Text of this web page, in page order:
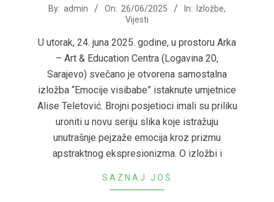
2025-
26
By: admin On: 26/06/2025 In: Izložbe,
Vijesti
U utorak, 24. juna 2025. godine, u prostoru Arka
– Art & Education Centra (Logavina 20,
Sarajevo) svečano je otvorena samostalna
izložba “Emocije visibabe” istaknute umjetnice
Alise Teletović. Brojni posjetioci imali su priliku
uroniti u novu seriju slika koje istražuju
unutrašnje pejzaže emocija kroz prizmu
apstraktnog ekspresionizma. O izložbi i
SAZNAJ JOŠ